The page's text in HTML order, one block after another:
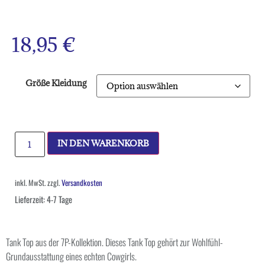
18,95 €
Größe Kleidung
IN DEN WARENKORB
inkl. MwSt.zzgl.Versandkosten
Lieferzeit:4-7 Tage
Tank Top aus der 7P-Kollektion. Dieses Tank Top gehört zur Wohlfühl-
Grundausstattung eines echten Cowgirls.